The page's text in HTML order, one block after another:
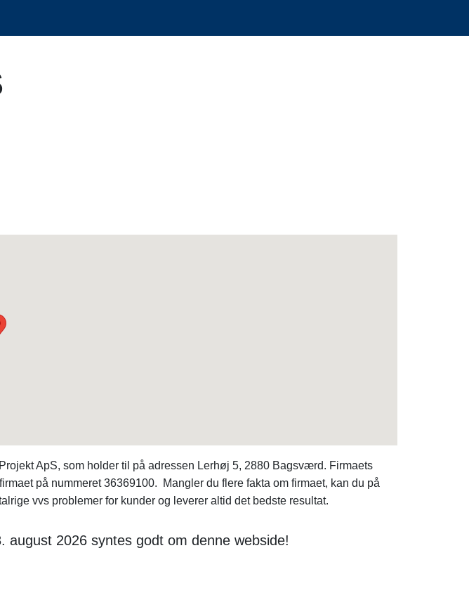
ApS, som holder til på adressen Lerhøj 5, 2880 Bagsværd. Firmaets
på nummeret 36369100. Mangler du flere fakta om firmaet, kan du på
vvs problemer for kunder og leverer altid det bedste resultat.
2026 syntes godt om denne webside!